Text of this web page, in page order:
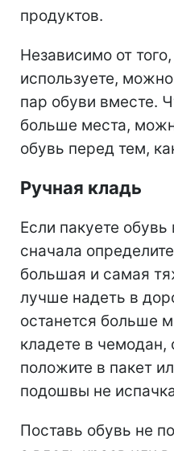
продуктов.
Независимо от
используете,
пар обуви вместе.
больше места,
обувь перед тем,
Ручная кладь
Если пакуете
сначала
большая и самая
лучше надеть в
останется больше
кладете в чемодан,
положите в пакет
подошвы не
Поставь обувь не